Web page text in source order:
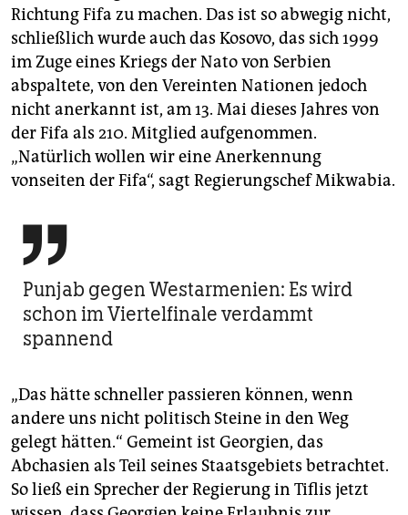
Richtung Fifa zu machen. Das ist so abwegig nicht,
schließlich wurde auch das Kosovo, das sich 1999
im Zuge eines Kriegs der Nato von Serbien
abspaltete, von den Vereinten Nationen jedoch
nicht anerkannt ist, am 13. Mai dieses Jahres von
der Fifa als 210. Mitglied aufgenommen.
„Natürlich wollen wir eine Anerkennung
vonseiten der Fifa“, sagt Regierungschef Mikwabia.

Punjab gegen Westarmenien: Es wird
schon im Viertelfinale verdammt
spannend
„Das hätte schneller passieren können, wenn
andere uns nicht politisch Steine in den Weg
gelegt hätten.“ Gemeint ist Georgien, das
Abchasien als Teil seines Staatsgebiets betrachtet.
So ließ ein Sprecher der Regierung in Tiflis jetzt